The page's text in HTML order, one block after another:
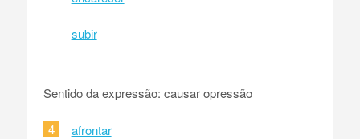
subir
Sentido da expressão: causar opressão
4 afrontar